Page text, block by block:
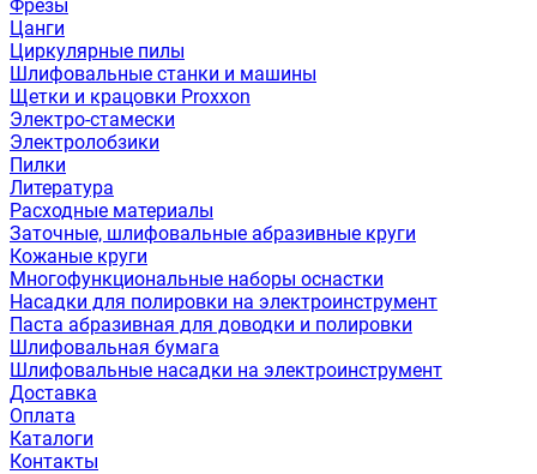
Фрезы
Цанги
Циркулярные пилы
Шлифовальные станки и машины
Щетки и крацовки Proxxon
Электро-стамески
Электролобзики
Пилки
Литература
Расходные материалы
Заточные, шлифовальные абразивные круги
Кожаные круги
Многофункциональные наборы оснастки
Насадки для полировки на электроинструмент
Паста абразивная для доводки и полировки
Шлифовальная бумага
Шлифовальные насадки на электроинструмент
Доставка
Оплата
Каталоги
Контакты